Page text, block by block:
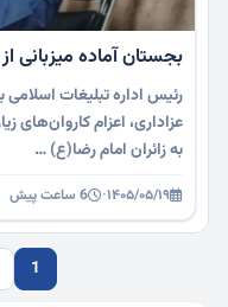
بجستان آماده میزبانی
رئیس اداره تبلیغات
عزاداری، اعزام کاروان‌های
به زائران امام رضا(ع) …
۱۴۰۵/۰۵/۱۹· 6 ساعت پیش
1